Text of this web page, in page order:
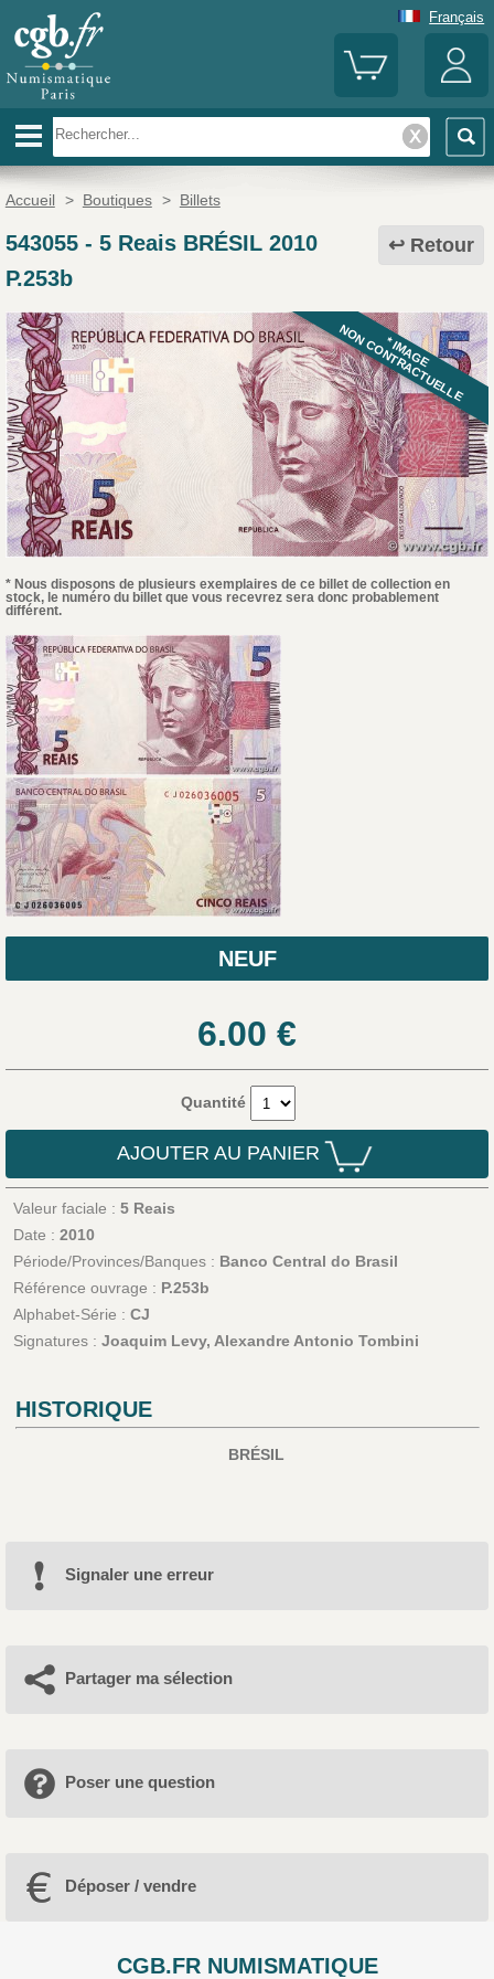
Français
Accueil > Boutiques > Billets
Retour
543055- 5 Reais BRÉSIL 2010
P.253b
* IMAGE
NON CONTRACTUELLE
* Nous disposons de plusieurs exemplaires de ce billet de collection en
stock, le numéro du billet que vous recevrez sera donc probablement
différent.
NEUF
6.00 €
Quantité
AJOUTER AU PANIER
Valeur faciale : 5 Reais
Date : 2010
Période/Provinces/Banques : Banco Central do Brasil
Référence ouvrage : P.253b
Alphabet-Série : CJ
Signatures : Joaquim Levy, Alexandre Antonio Tombini
HISTORIQUE
BRÉSIL
Signaler une erreur
Partager ma sélection
Poser une question
Déposer / vendre
CGB.FR NUMISMATIQUE